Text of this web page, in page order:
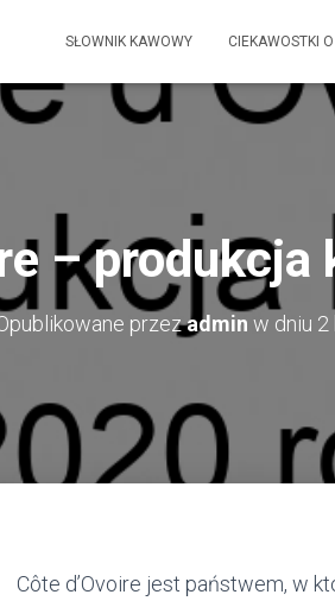
SŁOWNIK KAWOWY CIEKAWOSTKI
–
przezadmin w dniu 2
Côte d’Ovoire jest państwem, w